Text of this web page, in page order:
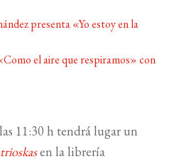
presenta «Yo estoy en la
el aire que respiramos» con
11:30 h tendrá lugar un
en la librería